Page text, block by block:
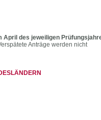
April des jeweiligen
Anträge werden nicht